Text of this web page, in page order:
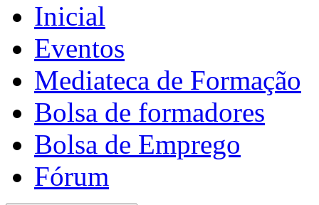
Inicial
Eventos
Mediateca de Formação
Bolsa de formadores
Bolsa de Emprego
Fórum